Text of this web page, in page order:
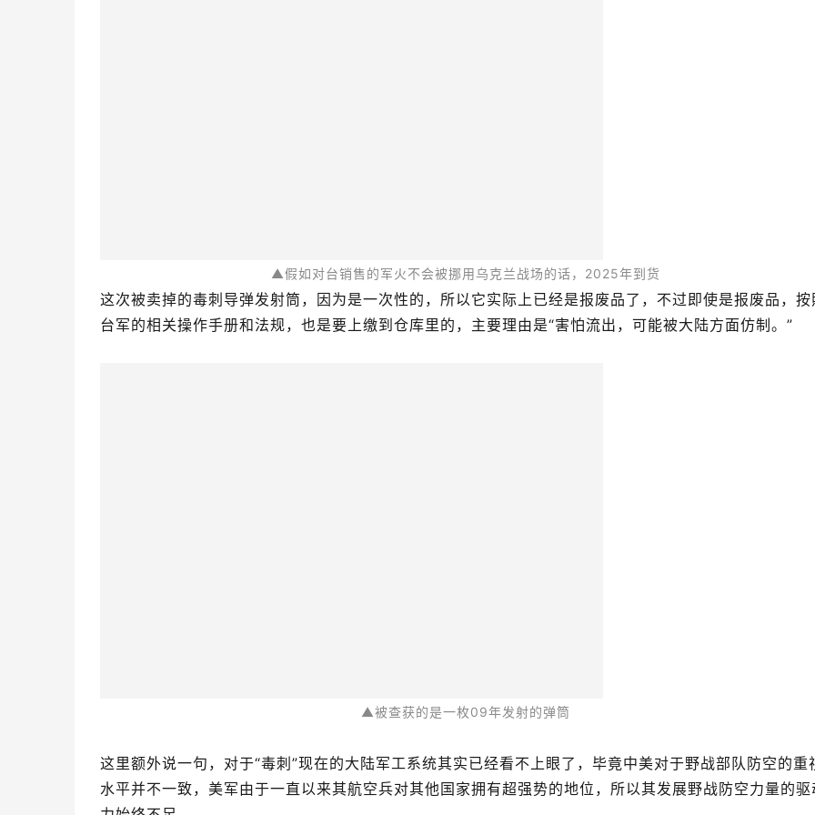
机时都能具备起码靠谱的防空能力，在这一思路的指导下，我国的“前卫-12”、“飞弩16”等便携式导弹型号
已经在性能上领先了大部分同类武器。
我国出口到一些热点地区的便携式防空导弹，也经常创造战果。
▲台军近些年来的武器部件丢失案件
在每次偷运出枪机等零部件之后，只要管理员向上多报告一些损耗，这些事情自然也就平账了。